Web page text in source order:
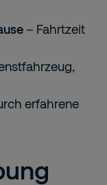
– Fahrtzeit
erfahrene